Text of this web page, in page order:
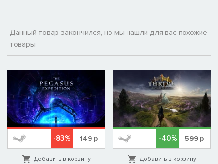
Данный товар закончился, но мы нашли для вас похожие
товары
-83% 149 р
Добавить в корзину
-40% 599 р
Добавить в корзину